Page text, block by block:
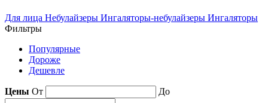
Для лица Небулайзеры Ингаляторы-небулайзеры Ингаляторы
Фильтры
Популярные
Дороже
Дешевле
Цены От До